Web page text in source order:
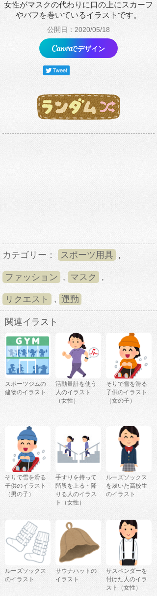
女性がマスクの代わりに口の上にスカーフ
やバフを巻いているイラストです。
公開日：2020/05/18
でデザイン
カテゴリー： スポーツ用具 ,
ファッション , マスク ,
リクエスト , 運動
関連イラスト
スポーツジムの
建物のイラスト
活動量計を使う
人のイラスト
（女性）
そりで雪を滑る
子供のイラスト
（女の子）
そりで雪を滑る
子供のイラスト
（男の子）
手すりを持って
階段を上る・降
りる人のイラス
ト（女性）
ルーズソックス
を履いた高校生
のイラスト
ルーズソックス
のイラスト
サウナハットの
イラスト
サスペンダーを
付けた人のイラ
スト（女性）